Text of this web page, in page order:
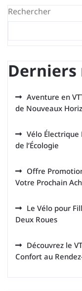
Rechercher
Derniers
Aventure en
de Nouveaux
Vélo Électrique
de l’Écologie
Offre
Votre Prochain
Le Vélo pour
Deux Roues
Découvrez le
Confort au